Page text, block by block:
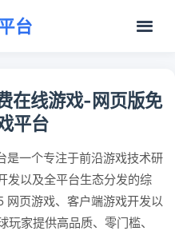
台
在线游戏-网页版免
平台
是一个专注于前沿游戏技术研
发以及全平台生态分发的综
网页游戏、客户端游戏开发以
家提供高品质、零门槛、